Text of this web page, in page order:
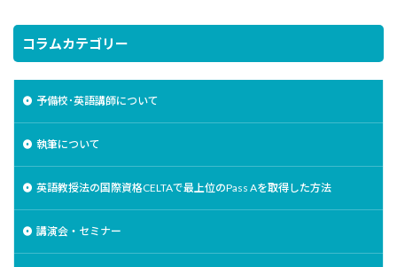
コラムカテゴリー
予備校･英語講師について
執筆について
英語教授法の国際資格CELTAで最上位のPass Aを取得した方法
講演会・セミナー